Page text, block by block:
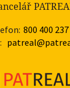
800 400 237